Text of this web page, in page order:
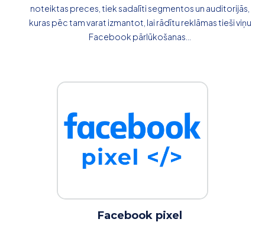
noteiktas preces, tiek sadalīti segmentos un auditorijās,
kuras pēc tam varat izmantot, lai rādītu reklāmas tieši viņu
Facebook pārlūkošanas...
Facebook pixel